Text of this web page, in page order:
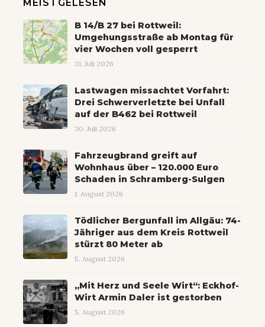
MEISTGELESEN
B 14/B 27 bei Rottweil:
Umgehungsstraße ab Montag für
vier Wochen voll gesperrt
31. Juli 2026
Lastwagen missachtet Vorfahrt:
Drei Schwerverletzte bei Unfall
auf der B462 bei Rottweil
30. Juli 2026
Fahrzeugbrand greift auf
Wohnhaus über – 120.000 Euro
Schaden in Schramberg-Sulgen
1. August 2026
Tödlicher Bergunfall im Allgäu: 74-
Jähriger aus dem Kreis Rottweil
stürzt 80 Meter ab
5. August 2026
„Mit Herz und Seele Wirt“: Eckhof-
Wirt Armin Daler ist gestorben
5. August 2026